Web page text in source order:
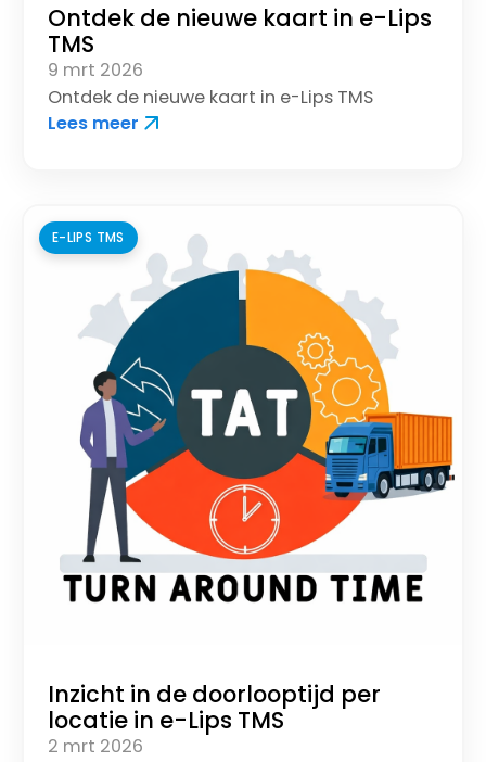
Ontdek de nieuwe kaart in e-Lips
TMS
9 mrt 2026
Ontdek de nieuwe kaart in e-Lips TMS
Lees meer
E-LIPS TMS
Inzicht in de doorlooptijd per
locatie in e-Lips TMS
2 mrt 2026